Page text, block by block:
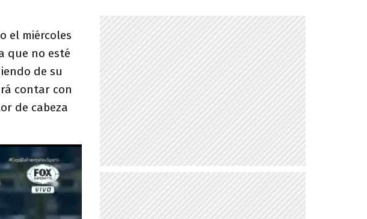
el miércoles
que no esté
de su
contar con
de cabeza